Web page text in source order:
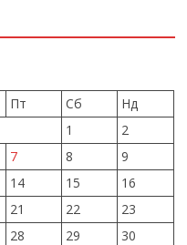
Пт Сб
Нд
1
2
7 8
9
14 15
16
21 22
23
28 29
30